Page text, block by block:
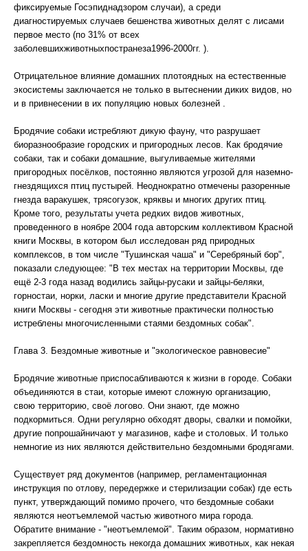
фиксируемые Госэпиднадзором случаи), а среди
диагностируемых случаев бешенства животных делят с лисами
первое место (по 31% от всех
заболевшихживотныхпостранеза1996-2000гг. ).
Отрицательное влияние домашних плотоядных на естественные
экосистемы заключается не только в вытеснении диких видов, но
и в привнесении в их популяцию новых болезней .
Бродячие собаки истребляют дикую фауну, что разрушает
биоразнообразие городских и пригородных лесов. Как бродячие
собаки, так и собаки домашние, выгуливаемые жителями
пригородных посёлков, постоянно являются угрозой для наземно-
гнездящихся птиц пустырей. Неоднократно отмечены разоренные
гнезда варакушек, трясогузок, кряквы и многих других птиц.
Кроме того, результаты учета редких видов животных,
проведенного в ноябре 2004 года авторским коллективом Красной
книги Москвы, в котором был исследован ряд природных
комплексов, в том числе "Тушинская чаша" и "Серебряный бор",
показали следующее: "В тех местах на территории Москвы, где
ещё 2-3 года назад водились зайцы-русаки и зайцы-беляки,
горностаи, норки, ласки и многие другие представители Красной
книги Москвы - сегодня эти животные практически полностью
истреблены многочисленными стаями бездомных собак".
Глава 3. Бездомные животные и "экологическое равновесие"
Бродячие животные приспосабливаются к жизни в городе. Собаки
объединяются в стаи, которые имеют сложную организацию,
свою территорию, своё логово. Они знают, где можно
подкормиться. Одни регулярно обходят дворы, свалки и помойки,
другие попрошайничают у магазинов, кафе и столовых. И только
немногие из них являются действительно бездомными бродягами.
Существует ряд документов (например, регламентационная
инструкция по отлову, передержке и стерилизации собак) где есть
пункт, утверждающий помимо прочего, что бездомные собаки
являются неотъемлемой частью животного мира города.
Обратите внимание - "неотъемлемой". Таким образом, нормативно
закрепляется бездомность некогда домашних животных, как некая